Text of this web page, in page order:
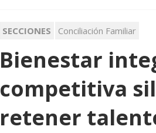
SECCIONES Conciliación Familiar
Bienestar
competitiva
retener